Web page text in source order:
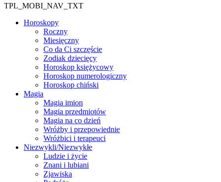
TPL_MOBI_NAV_TXT
Horoskopy
Roczny
Miesięczny
Co da Ci szczęście
Zodiak dziecięcy
Horoskop księżycowy
Horoskop numerologiczny
Horoskop chiński
Magia
Magia imion
Magia przedmiotów
Magia na co dzień
Wróżby i przepowiednie
Wróżbici i terapeuci
Niezwykli/Niezwykłe
Ludzie i życie
Znani i lubiani
Zjawiska